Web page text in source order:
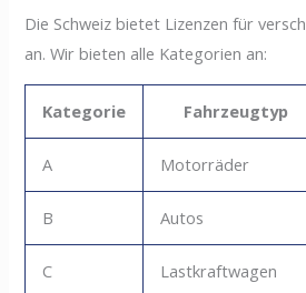
Die Schweiz bietet Lizenzen für
an. Wir bieten alle Kategorien an:
Kategorie Fahrzeugtyp
A Motorräder
B Autos
C Lastkraftwagen